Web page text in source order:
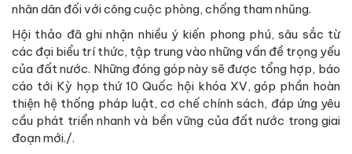
nhân dân đối với công cuộc phòng, chống tham nhũng.
Hội thảo đã ghi nhận nhiều ý kiến phong phú, sâu sắc từ
các đại biểu trí thức, tập trung vào những vấn đề trọng yếu
của đất nước. Những đóng góp này sẽ được tổng hợp, báo
cáo tới Kỳ họp thứ 10 Quốc hội khóa XV, góp phần hoàn
thiện hệ thống pháp luật, cơ chế chính sách, đáp ứng yêu
cầu phát triển nhanh và bền vững của đất nước trong giai
đoạn mới./.